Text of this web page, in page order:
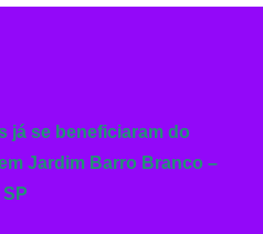
já se beneficiaram do
Jardim Barro Branco –
SP